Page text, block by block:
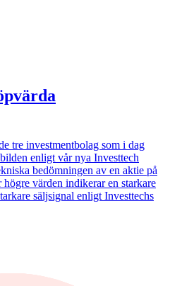
tre investmentbolag som i dag
enligt vår nya Investtech
bedömningen av en aktie på
värden indikerar en starkare
säljsignal enligt Investtechs